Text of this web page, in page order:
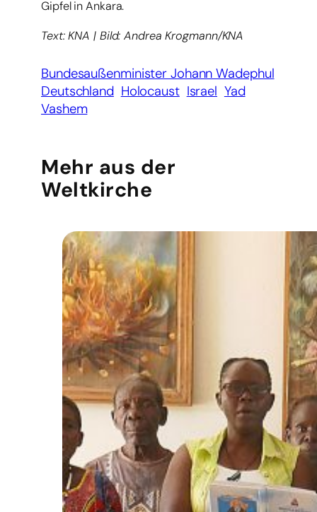
Gipfel in Ankara.
Text: KNA | Bild: Andrea Krogmann/KNA
Bundesaußenminister Johann Wadephul
Deutschland Holocaust Israel Yad
Vashem
Mehr aus der
Weltkirche